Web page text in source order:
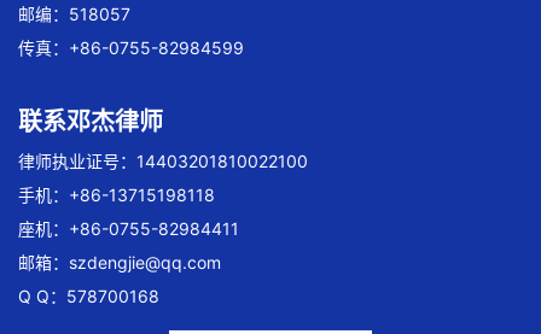
邮编：518057
传真：+86-0755-82984599
联系邓杰律师
律师执业证号：14403201810022100
手机：+86-13715198118
座机：+86-0755-82984411
邮箱： szdengjie@qq.com
Q Q：578700168